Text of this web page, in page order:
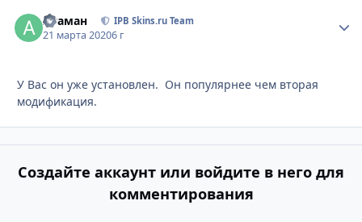
Атаман IPB Skins.ru Team
21 марта 20206 г
У Вас он уже установлен. Он популярнее чем вторая
модификация.
Создайте аккаунт или войдите в него для
комментирования